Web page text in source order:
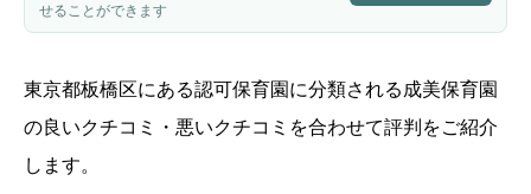
せることができます
東京都板橋区にある認可保育園に分類される成美保育園
の良いクチコミ・悪いクチコミを合わせて評判をご紹介
します。